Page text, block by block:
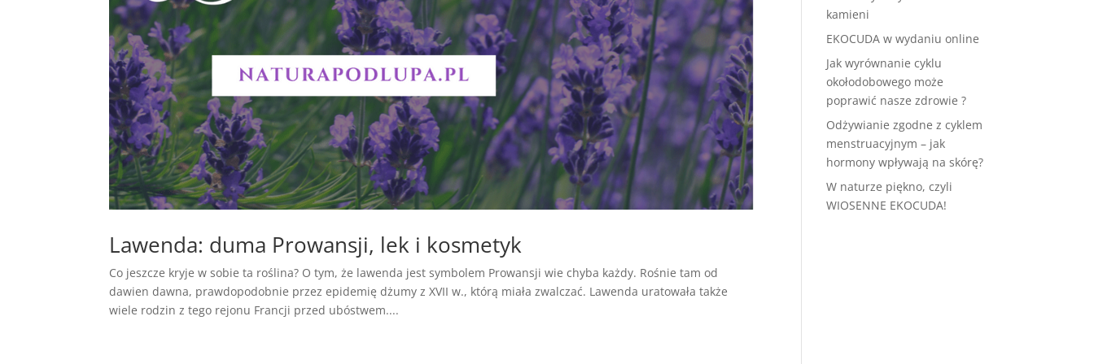
Lawenda: duma Prowansji, lek i kosmetyk
Co jeszcze kryje w sobie ta roślina? O tym, że lawenda jest symbolem Prowansji wie chyba każdy. Rośnie tam od
dawien dawna, prawdopodobnie przez epidemię dżumy z XVII w., którą miała zwalczać. Lawenda uratowała także
wiele rodzin z tego rejonu Francji przed ubóstwem....
kamieni
EKOCUDA w wydaniu online
Jak wyrównanie cyklu
okołodobowego może
poprawić nasze zdrowie ?
Odżywianie zgodne z cyklem
menstruacyjnym – jak
hormony wpływają na skórę?
W naturze piękno, czyli
WIOSENNE EKOCUDA!